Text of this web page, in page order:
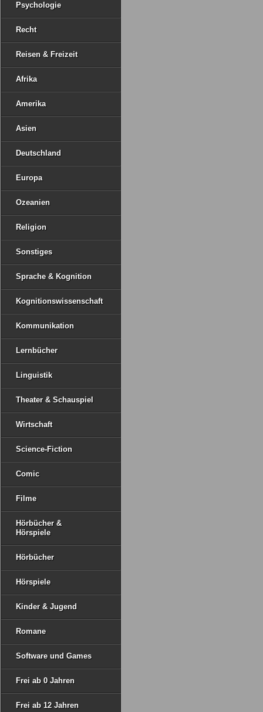
Psychologie
Recht
Reisen & Freizeit
Afrika
Amerika
Asien
Deutschland
Europa
Ozeanien
Religion
Sonstiges
Sprache & Kognition
Kognitionswissenschaft
Kommunikation
Lernbücher
Linguistik
Theater & Schauspiel
Wirtschaft
Science-Fiction
Comic
Filme
Hörbücher &
Hörspiele
Hörbücher
Hörspiele
Kinder & Jugend
Romane
Software und Games
Frei ab 0 Jahren
Frei ab 12 Jahren